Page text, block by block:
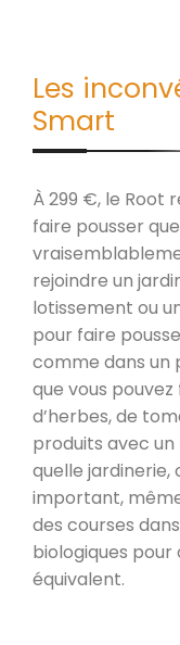
Les
Smart
À 299 €, le Root
faire pousser
rejoindre un
lotissement ou
pour faire
comme dans un
que vous
d’herbes, de
produits avec
quelle jardinerie,
important,
des courses
biologiques
équivalent.